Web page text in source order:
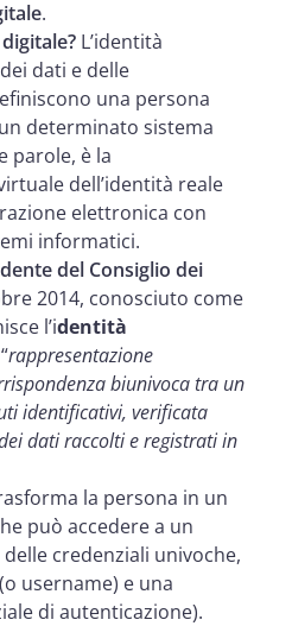
.
digitale? L’identità
dati e delle
una persona
determinato sistema
parole, è la
dell’identità reale
elettronica con
informatici.
del Consiglio dei
2014, conosciuto come
l’identità
rappresentazione
biunivoca tra un
identificativi, verificata
dati raccolti e registrati in
la persona in un
può accedere a un
credenziali univoche,
username) e una
di autenticazione).